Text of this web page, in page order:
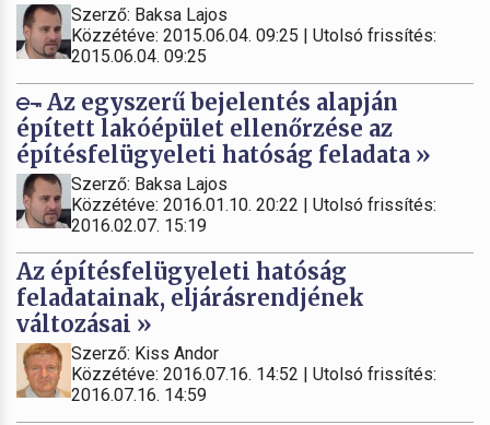
Szerző: Baksa Lajos
Közzétéve: 2015.06.04. 09:25 | Utolsó frissítés:
2015.06.04. 09:25
Az egyszerű bejelentés alapján
épített lakóépület ellenőrzése az
építésfelügyeleti hatóság feladata »
Szerző: Baksa Lajos
Közzétéve: 2016.01.10. 20:22 | Utolsó frissítés:
2016.02.07. 15:19
Az építésfelügyeleti hatóság
feladatainak, eljárásrendjének
változásai »
Szerző: Kiss Andor
Közzétéve: 2016.07.16. 14:52 | Utolsó frissítés:
2016.07.16. 14:59